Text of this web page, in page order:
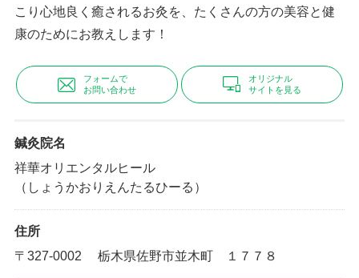
こり心地良く癒されるお灸を、たくさんの方の美容と健
康のためにお教えします！
フォームで
お問い合わせ
オリジナル
サイトを見る
鍼灸院名
祥華オリエンタルヒール
（しょうかおりえんたるひーる）
住所
〒327-0002 栃木県佐野市並木町 １７７８